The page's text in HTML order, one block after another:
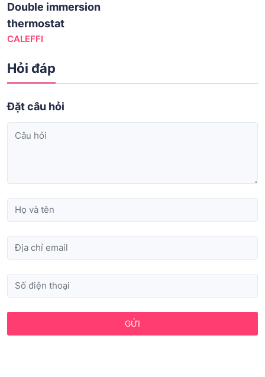
Double immersion
thermostat
CALEFFI
Hỏi đáp
Đặt câu hỏi
GỬI